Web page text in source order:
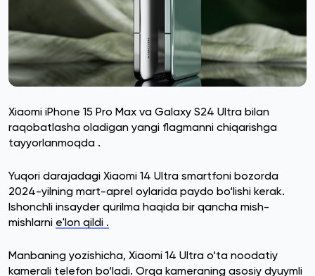
Xiaomi iPhone 15 Pro Max va Galaxy S24 Ultra bilan
raqobatlasha oladigan yangi flagmanni chiqarishga
tayyorlanmoqda .
Yuqori darajadagi Xiaomi 14 Ultra smartfoni bozorda
2024-yilning mart-aprel oylarida paydo bo‘lishi kerak.
Ishonchli insayder qurilma haqida bir qancha mish-
mishlarni e'lon qildi .
Manbaning yozishicha, Xiaomi 14 Ultra o‘ta noodatiy
kamerali telefon bo‘ladi. Orqa kameraning asosiy dyuymli